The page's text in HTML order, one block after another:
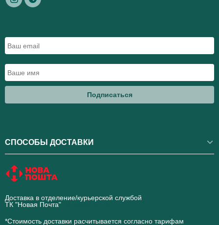
Подписаться
СПОСОБЫ ДОСТАВКИ
Доставка в отделение/курьерской службой
ТК "Новая Почта"
*Стоимость доставки расчитывается согласно тарифам